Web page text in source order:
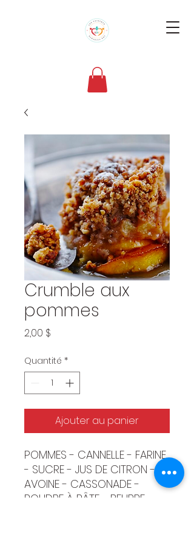
Crumble aux
pommes
2,00 $
Quantité *
Ajouter au panier
POMMES - CANNELLE - FARINE
- SUCRE - JUS DE CITRON -
AVOINE - CASSONADE -
POUDRE À PÂTE - BEURRE -